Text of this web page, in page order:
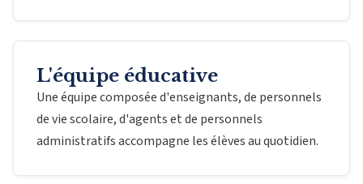
L'équipe éducative
Une équipe composée d'enseignants, de personnels
de vie scolaire, d'agents et de personnels
administratifs accompagne les élèves au quotidien.